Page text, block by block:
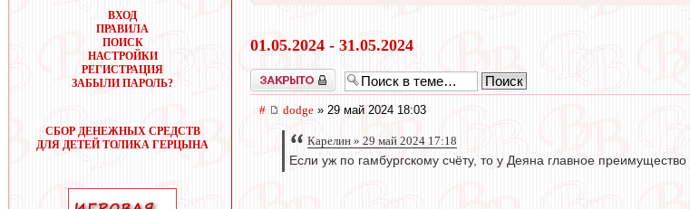
ВХОД
ПРАВИЛА
ПОИСК
НАСТРОЙКИ
РЕГИСТРАЦИЯ
ЗАБЫЛИ ПАРОЛЬ?
СБОР ДЕНЕЖНЫХ СРЕДСТВ
ДЛЯ ДЕТЕЙ ТОЛИКА ГЕРЦЫНА
01.05.2024 - 31.05.2024
Закрыто
# dodge » 29 май 2024 18:03
Карелин » 29 май 2024 17:18
Если уж по гамбургскому счёту, то у Деяна главное